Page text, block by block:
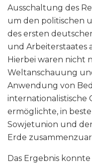
Ausschaltung des
um den politischen
des ersten
und Arbeiterstaates
Hierbei waren nicht
Weltanschauung
Anwendung von
internationalistische
ermöglichte, in
Sowjetunion und
Erde
Das Ergebnis